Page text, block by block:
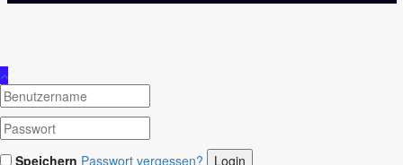
Speichern Passwort vergessen?